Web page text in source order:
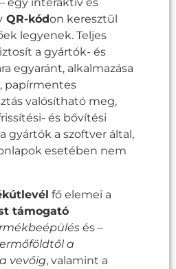
QR-kódon keresztül
legyenek. Teljes
a gyártók- és
egyaránt, alkalmazása
papírmentes
valósítható meg,
és bővítési
gyártók a szoftver által,
esetében nem
fő elemei a
támogató
és –
a
vevőig, valamint a